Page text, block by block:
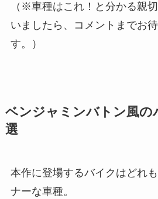
（※車種はこれ！と分かる親
いましたら、コメントまでお
す。）
ベンジャミンバトン風の
選
本作に登場するバイクはどれ
ナーな車種。